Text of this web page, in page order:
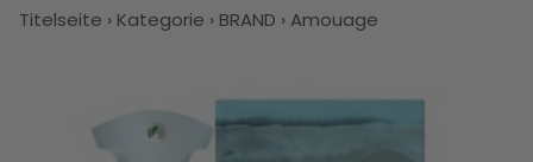
Andere Kunden haben diese auch
Titelseite › Kategorie › BRAND › Amouage